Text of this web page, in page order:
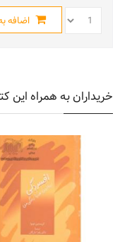
اضافه
خریداران به همراه این